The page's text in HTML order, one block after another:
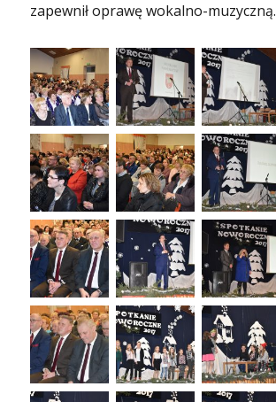
zapewnił oprawę wokalno-muzyczną.